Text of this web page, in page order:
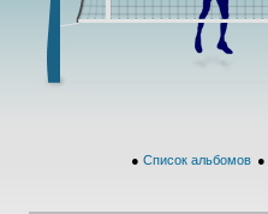
● Список альбомов ●